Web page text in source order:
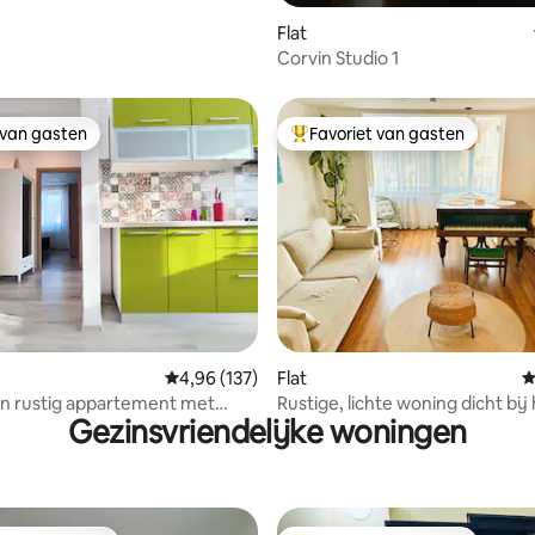
Flat
Corvin Studio 1
4,82 op 5, 369 recensies
gasten
gasten
Gemiddelde beoordeling van 4,96 op 5, 137
4,96 (137)
rustig appartement met
Topfavoriet van gasten
Favoriet van gasten
Flat
Rustige, lichte woning dicht bij
centrum
Gezinsvriendelijke woningen